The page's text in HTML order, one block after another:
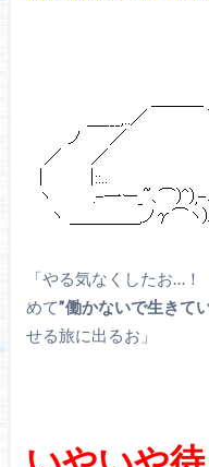
「やる気なくしたお…
めて”働かないで生きて
せる旅に出るお」